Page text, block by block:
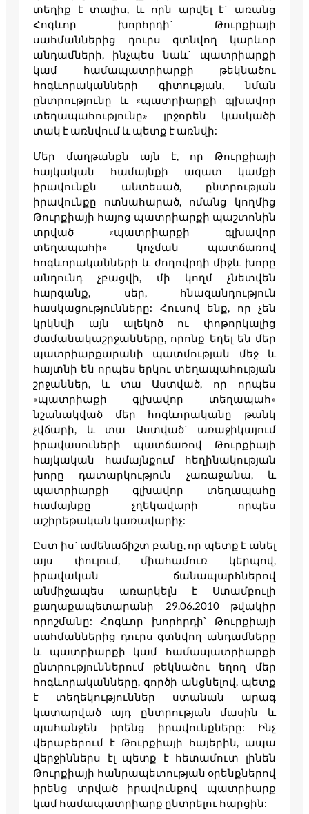
տեղիք է տալիս, և որն արվել է` առանց
Հոգևոր խորհրդի` Թուրքիայի
սահմաններից դուրս գտնվող կարևոր
անդամների, ինչպես նաև` պատրիարքի
կամ համապատրիարքի թեկնածու
հոգևորականների գիտության, նման
ընտրությունը և «պատրիարքի գլխավոր
տեղապահությունը» լրջորեն կասկածի
տակ է առնվում և պետք է առնվի:
Մեր մաղթանքն այն է, որ Թուրքիայի
հայկական համայնքի ազատ կամքի
իրավունքն անտեսած, ընտրության
իրավունքը ոտնահարած, ոմանց կողմից
Թուրքիայի հայոց պատրիարքի պաշտոնին
տրված «պատրիարքի գլխավոր
տեղապահի» կոչման պատճառով
հոգևորականների և ժողովրդի միջև խորը
անդունդ չբացվի, մի կողմ չնետվեն
հարգանք, սեր, հնազանդություն
հասկացությունները: Հուսով ենք, որ չեն
կրկնվի այն ալեկոծ ու փոթորկալից
ժամանակաշրջանները, որոնք եղել են մեր
պատրիարքարանի պատմության մեջ և
հայտնի են որպես երկու տեղապահության
շրջաններ, և տա Աստված, որ որպես
«պատրիաքի գլխավոր տեղապահ»
նշանակված մեր հոգևորականը թանկ
չվճարի, և տա Աստված` առաջիկայում
իրավասուների պատճառով Թուրքիայի
հայկական համայնքում հեղինակության
խորը դատարկություն չառաջանա, և
պատրիարքի գլխավոր տեղապահը
համայնքը չղեկավարի որպես
աշիրեթական կառավարիչ:
Ըստ իս` ամենաճիշտ բանը, որ պետք է անել
այս փուլում, միահամուռ կերպով,
իրավական ճանապարհներով
անմիջապես առարկելն է Ստամբուլի
քաղաքապետարանի 29.06.2010 թվակիր
որոշմանը: Հոգևոր խորհրդի` Թուրքիայի
սահմաններից դուրս գտնվող անդամները
և պատրիարքի կամ համապատրիարքի
ընտրություններում թեկնածու եղող մեր
հոգևորականները, գործի անցնելով, պետք
է տեղեկություններ ստանան արագ
կատարված այդ ընտրության մասին և
պահանջեն իրենց իրավունքները: Ինչ
վերաբերում է Թուրքիայի հայերին, ապա
վերջիններս էլ պետք է հետամուտ լինեն
Թուրքիայի հանրապետության օրենքներով
իրենց տրված իրավունքով պատրիարք
կամ համապատրիարք ընտրելու հարցին: